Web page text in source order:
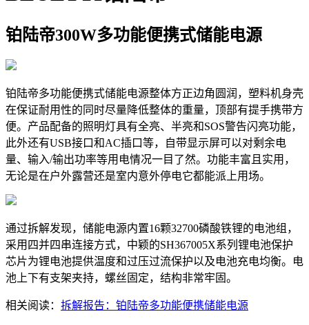
铂陆帝300W多功能便携式储能电源
铂陆帝多功能便携式储能电源整体方正边角圆润，塑料机身壳
在保证耐用性的同时尽量降低整体的重量，顶部有提手携带方
便。产品配备的照明灯具有全亮、半亮和SOS警告闪亮功能，
此外还有USB接口和AC插口等，自带显示屏可以对剩余电
量、输入/输出功率等用电情况一目了然。功能丰富且实用，
无论是在户外露营还是室内意外停电它都能派上用场。
通过拆解发现，储能电源内置16颗32700磷酸铁锂的电池组，
采用四并四串连接方式，中颖的SH367005X系列锂电池保护
芯片为锂电池提供温度和过压过流保护以及电池充电均衡。电
池上下有支架夹持，螺丝固定，结构非常牢固。
相关阅读： 拆解报告：铂陆帝多功能便携储能电源